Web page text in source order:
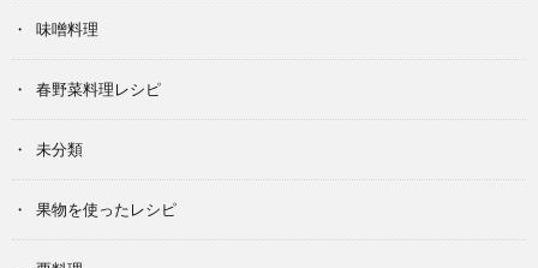
味噌料理
春野菜料理レシピ
未分類
果物を使ったレシピ